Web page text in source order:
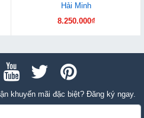
Hải Minh
8.250.000₫
khuyến mãi đặc biệt? Đăng ký ngay.